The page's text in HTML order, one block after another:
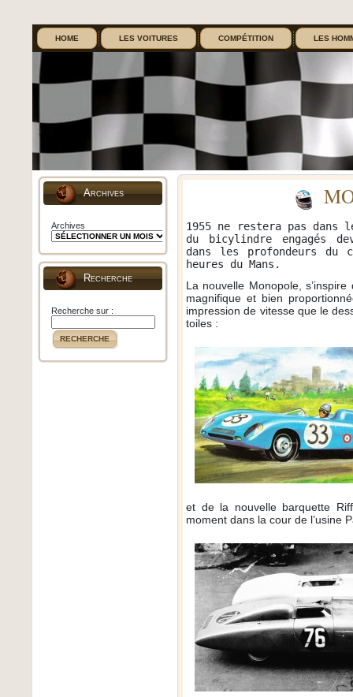
HOME LES VOITURES COMPÉTITION LES
Archives
Archives
Recherche
Recherche sur :
RECHERCHE
1955 ne restera pas dans
du bicylindre engagés
dans les profondeurs du
heures du Mans.
La nouvelle Monopole,
magnifique et bien
impression de vitesse que le
toiles :
et de la nouvelle barquette
moment dans la cour de l’usine